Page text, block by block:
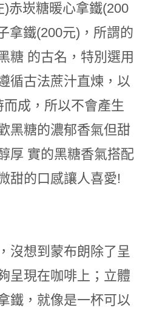
赤崁糖暖心拿鐵(200
拿鐵(200元)，所謂的
糖 的古名，特別選用
循古法蔗汁直煉，以
成，所以不會產生
黑糖的濃郁香氣但甜
厚 實的黑糖香氣搭配
甜的口感讓人喜愛!
沒想到蒙布朗除了呈
呈現在咖啡上；立體
鐵，就像是一杯可以